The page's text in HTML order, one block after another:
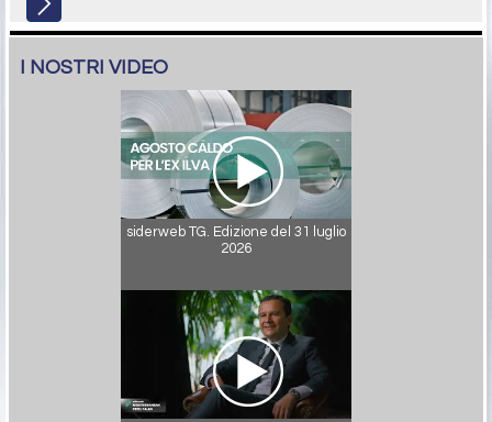
I NOSTRI VIDEO
siderweb TG. Edizione del 31 luglio
2026